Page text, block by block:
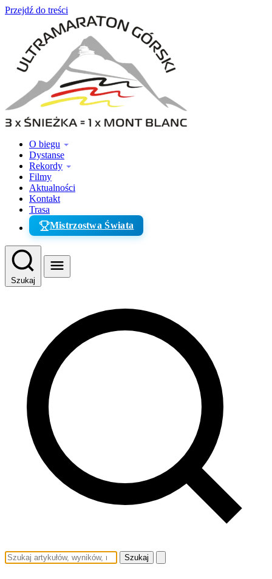
Przejdź do treści
O biegu
Dystanse
Rekordy
Filmy
Aktualności
Kontakt
Trasa
Mistrzostwa Świata
Szukaj
Szukaj